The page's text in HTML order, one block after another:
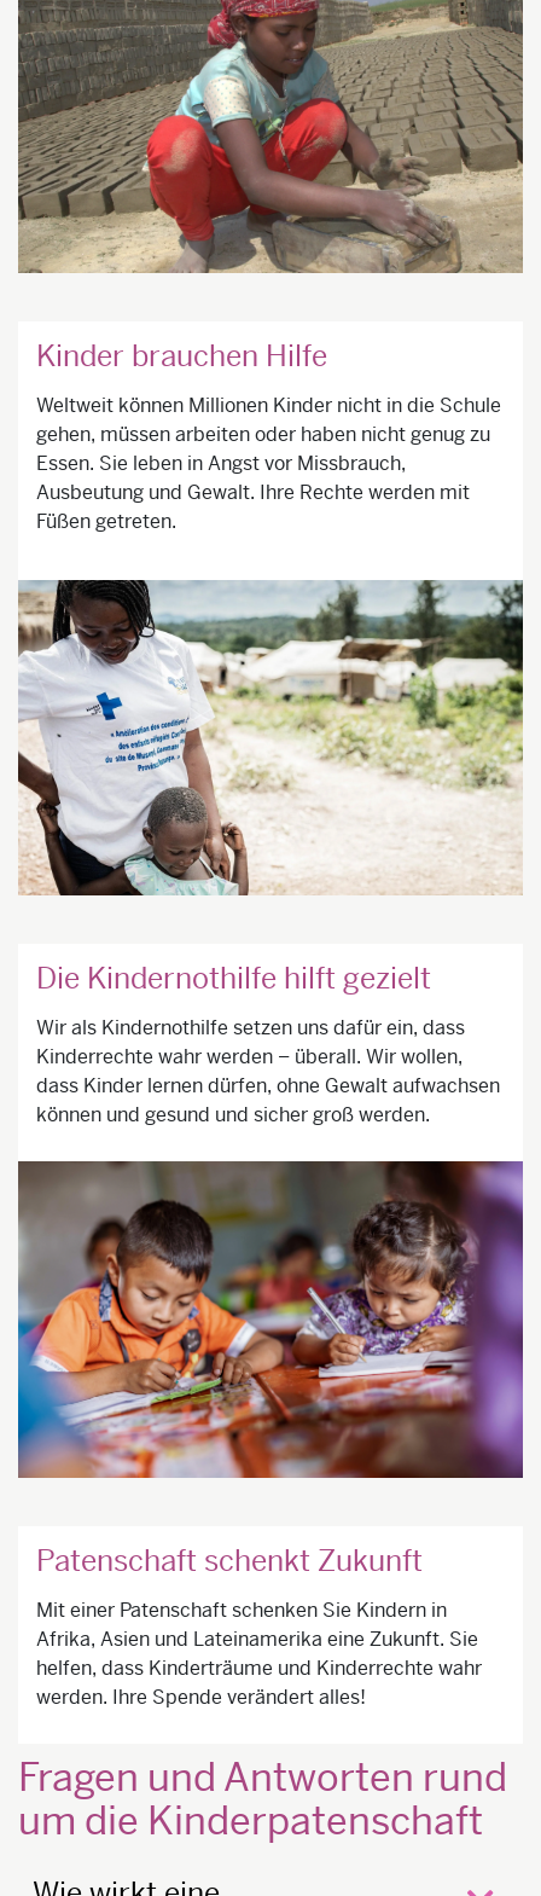
Kinder brauchen Hilfe
Weltweit können Millionen Kinder nicht in die Schule
gehen, müssen arbeiten oder haben nicht genug zu
Essen. Sie leben in Angst vor Missbrauch,
Ausbeutung und Gewalt. Ihre Rechte werden mit
Füßen getreten.
Die Kindernothilfe hilft gezielt
Wir als Kindernothilfe setzen uns dafür ein, dass
Kinderrechte wahr werden – überall. Wir wollen,
dass Kinder lernen dürfen, ohne Gewalt aufwachsen
können und gesund und sicher groß werden.
Patenschaft schenkt Zukunft
Mit einer Patenschaft schenken Sie Kindern in
Afrika, Asien und Lateinamerika eine Zukunft. Sie
helfen, dass Kinderträume und Kinderrechte wahr
werden. Ihre Spende verändert alles!
Fragen und Antworten rund
um die Kinderpatenschaft